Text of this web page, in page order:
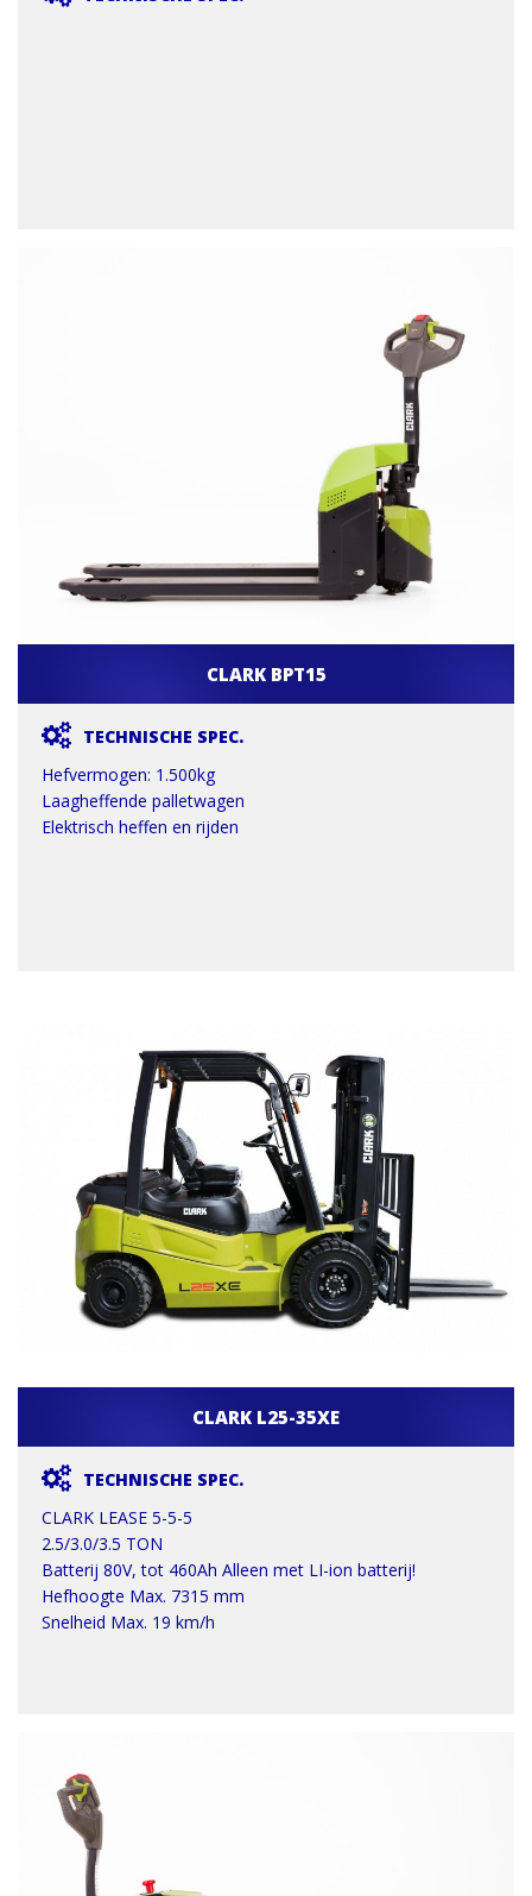
CLARK BPT15
TECHNISCHE SPEC.
Hefvermogen: 1.500kg
Laagheffende palletwagen
Elektrisch heffen en rijden
CLARK L25-35XE
TECHNISCHE SPEC.
CLARK LEASE 5-5-5
2.5/3.0/3.5 TON
Batterij 80V, tot 460Ah Alleen met LI-ion batterij!
Hefhoogte Max. 7315 mm
Snelheid Max. 19 km/h